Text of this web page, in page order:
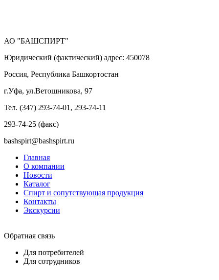
АО "БАШСПИРТ"
Юридический (фактический) адрес: 450078
Россия, Республика Башкортостан
г.Уфа, ул.Ветошникова, 97
Тел. (347) 293-74-01, 293-74-11
293-74-25 (факс)
bashspirt@bashspirt.ru
Главная
О компании
Новости
Каталог
Спирт и сопутствующая продукция
Контакты
Экскурсии
Обратная связь
Для потребителей
Для сотрудников